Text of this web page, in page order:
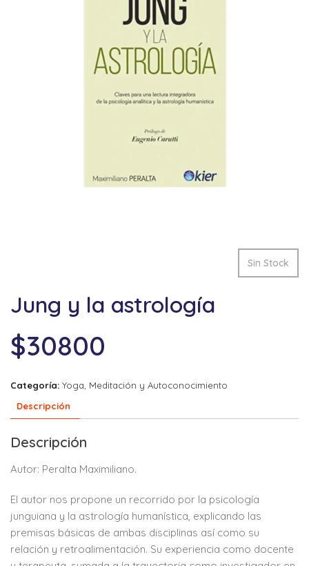
Sin Stock
Jung y la astrología
$30800
Categoría: Yoga, Meditación y Autoconocimiento
Descripción
Descripción
Autor: Peralta Maximiliano.
El autor nos propone un recorrido por la psicología
junguiana y la astrología humanística, explicando las
premisas básicas de ambas disciplinas así como su
relación y retroalimentación. Su experiencia como docente